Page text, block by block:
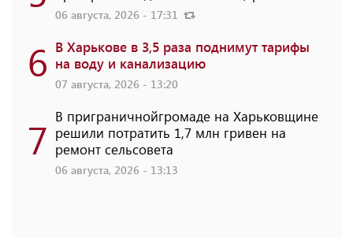
06 августа, 2026 - 17:31
6 В Харькове в 3,5 раза поднимут тарифы
на воду и канализацию
07 августа, 2026 - 13:20
7 В приграничнойгромаде на Харьковщине
решили потратить 1,7 млн ​​гривен на
ремонт сельсовета
06 августа, 2026 - 13:13